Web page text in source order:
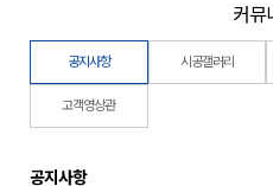
커뮤
공지사항 시공갤러리
고객영상관
공지사항